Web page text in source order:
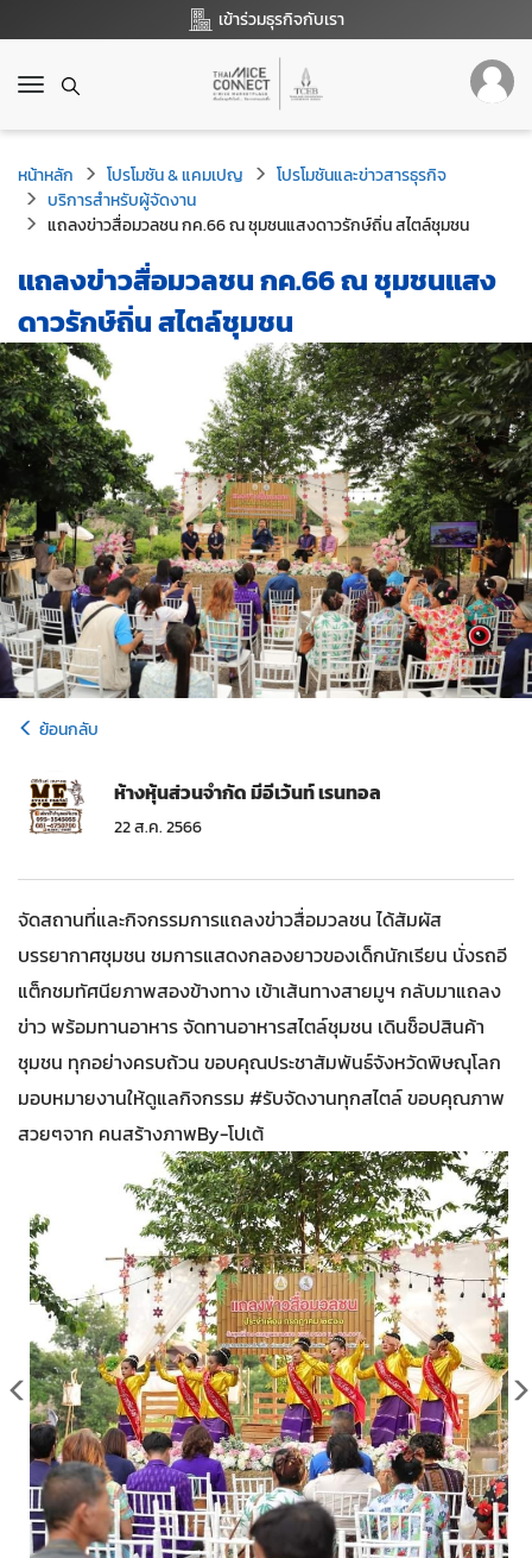
เข้าร่วมธุรกิจกับเรา
T
g
g
l
e
n
v
i
g
a
t
i
o
n
หน้าหลัก โปรโมชัน & แคมเปญ
โปรโมชันและข่าวสารธุรกิจ
บริการสำหรับผู้จัดงาน
แถลงข่าวสื่อมวลชน กค.66 ณ ชุมชนแสงดาวรักษ์ถิ่น สไตล์ชุมชน
แถลงข่าวสื่อมวลชน กค.66 ณ ชุมชนแสง
ดาวรักษ์ถิ่น สไตล์ชุมชน
ย้อนกลับ
ห้างหุ้นส่วนจำกัด มีอีเว้นท์ เรนทอล
22 ส.ค. 2566
จัดสถานที่และกิจกรรมการแถลงข่าวสื่อมวลชน ได้สัมผัส
บรรยากาศชุมชน ชมการแสดงกลองยาวของเด็กนักเรียน นั่งรถอี
แต็กชมทัศนียภาพสองข้างทาง เข้าเส้นทางสายมูฯ กลับมาแถลง
ข่าว พร้อมทานอาหาร จัดทานอาหารสไตล์ชุมชน เดินช็อปสินค้า
ชุมชน ทุกอย่างครบถ้วน ขอบคุณประชาสัมพันธ์จังหวัดพิษณุโลก
มอบหมายงานให้ดูแลกิจกรรม #รับจัดงานทุกสไตล์ ขอบคุณภาพ
สวยๆจาก คนสร้างภาพBy-โปเต้